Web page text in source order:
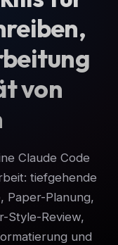
von
Claude Code
tiefgehende
Paper-Planung,
Style-Review,
und